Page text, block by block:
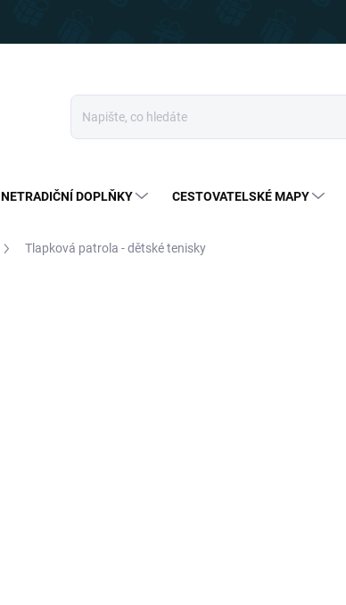
NETRADIČNÍ DOPLŇKY CESTOVATELSKÉ MAPY
Tlapková patrola - dětské tenisky